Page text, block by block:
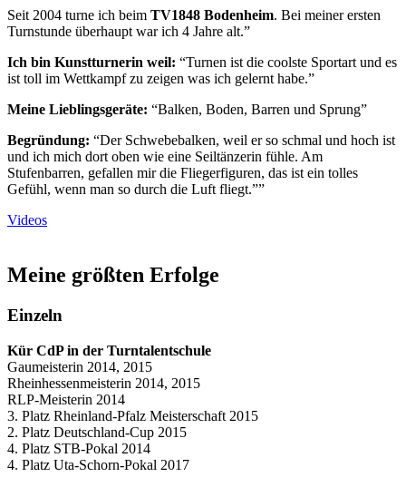
Seit 2004 turne ich beim TV1848 Bodenheim. Bei meiner ersten
Turnstunde überhaupt war ich 4 Jahre alt.”
Ich bin Kunstturnerin weil: “Turnen ist die coolste Sportart und es
ist toll im Wettkampf zu zeigen was ich gelernt habe.”
Meine Lieblingsgeräte: “Balken, Boden, Barren und Sprung”
Begründung: “Der Schwebebalken, weil er so schmal und hoch ist
und ich mich dort oben wie eine Seiltänzerin fühle. Am
Stufenbarren, gefallen mir die Fliegerfiguren, das ist ein tolles
Gefühl, wenn man so durch die Luft fliegt.””
Videos
Meine größten Erfolge
Einzeln
Kür CdP in der Turntalentschule
Gaumeisterin 2014, 2015
Rheinhessenmeisterin 2014, 2015
RLP-Meisterin 2014
3. Platz Rheinland-Pfalz Meisterschaft 2015
2. Platz Deutschland-Cup 2015
4. Platz STB-Pokal 2014
4. Platz Uta-Schorn-Pokal 2017